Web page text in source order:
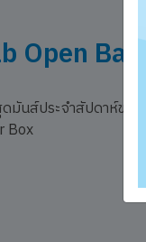
Open
นส์ประจำสัปดาห์ของ
Box